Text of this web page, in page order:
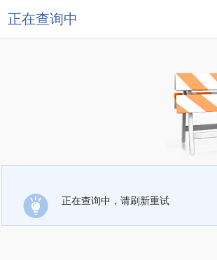
正在查询中
正在查询中，请刷新重试